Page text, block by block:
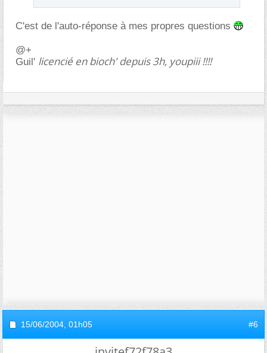
C'est de l'auto-réponse à mes propres questions
@+
Guil' licencié en bioch' depuis 3h, youpiii !!!!
15/06/2004, 01h05 #6